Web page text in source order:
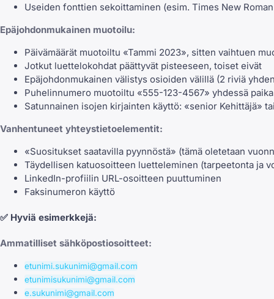
Useiden fonttien sekoittaminen (esim. Times New
Epäjohdonmukainen muotoilu:
Päivämäärät muotoiltu «Tammi 2023», sitten vaihtuen
Jotkut luettelokohdat päättyvät pisteeseen, toiset eivät
Epäjohdonmukainen välistys osioiden välillä (2 riviä
Puhelinnumero muotoiltu «555-123-4567» yhdessä
Satunnainen isojen kirjainten käyttö: «senior Kehittäjä»
Vanhentuneet yhteystietoelementit:
«Suositukset saatavilla pyynnöstä» (tämä oletetaan
Täydellisen katuosoitteen luetteleminen (tarpeetonta ja
LinkedIn-profiilin URL-osoitteen puuttuminen
Faksinumeron käyttö
✅ Hyviä esimerkkejä:
Ammatilliset sähköpostiosoitteet:
etunimi.sukunimi@gmail.com
etunimisukunimi@gmail.com
e.sukunimi@gmail.com